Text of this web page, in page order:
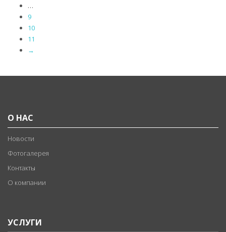
…
9
10
11
→
О НАС
Новости
Фотогалерея
Контакты
О компании
УСЛУГИ